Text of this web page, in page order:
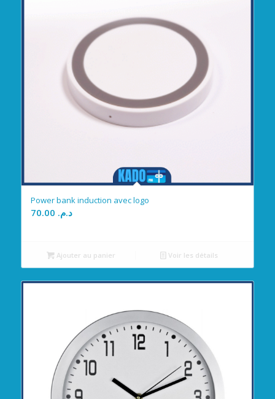
Power bank induction avec logo
د.م.
Ajouter au panier Voir les détails